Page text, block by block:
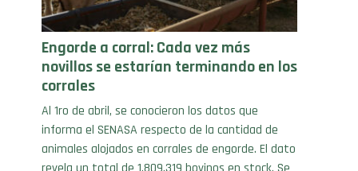
Engorde a corral: Cada vez más
novillos se estarían terminando en los
corrales
Al 1ro de abril, se conocieron los datos que
informa el SENASA respecto de la cantidad de
animales alojados en corrales de engorde. El dato
revela un total de 1.809.319 bovinos en stock. Se
trata del nivel más alto alcanzado desde